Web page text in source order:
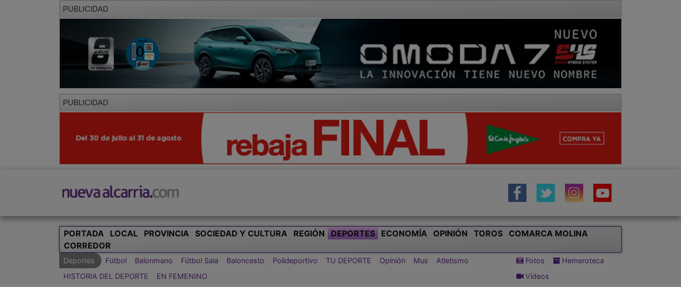
PUBLICIDAD
PUBLICIDAD
PORTADA LOCAL PROVINCIA SOCIEDAD Y CULTURA REGIÓN DEPORTES ECONOMÍA OPINIÓN TOROS
COMARCA MOLINA
CORREDOR
Deportes Fútbol Balonmano Fútbol Sala Baloncesto Polideportivo TU DEPORTE Opinión Mus
Atletismo
HISTORIA DEL DEPORTE
EN FEMENINO
Fotos
Hemeroteca
Vídeos